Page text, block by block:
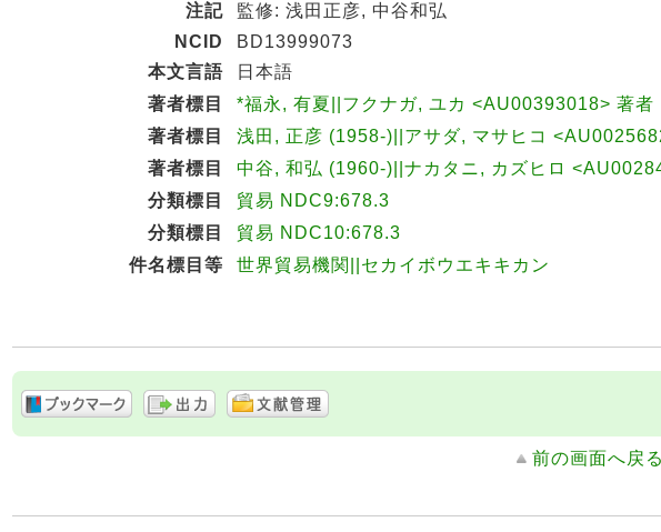
注記
監修: 浅田正彦, 中谷和弘
NCID
BD13999073
本文言語
日本語
著者標目
*福永, 有夏||フクナガ, ユカ <AU00393018> 著者
著者標目
浅田, 正彦 (1958-)||アサダ, マサヒコ
著者標目
中谷, 和弘 (1960-)||ナカタニ, カズヒロ
分類標目
貿易 NDC9:678.3
分類標目
貿易 NDC10:678.3
件名標目等
世界貿易機関||セカイボウエキキカン
前の画面へ戻る